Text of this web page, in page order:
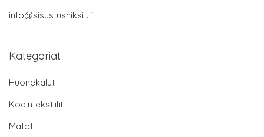
info@sisustusniksit.fi
Kategoriat
Huonekalut
Kodintekstiilit
Matot